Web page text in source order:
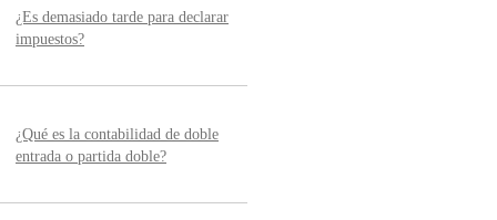
¿Es demasiado tarde para declarar
impuestos?
¿Qué es la contabilidad de doble
entrada o partida doble?